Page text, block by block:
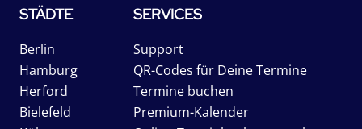
STÄDTE
Berlin
Hamburg
Herford
Bielefeld
SERVICES
Support
QR-Codes für Deine Termine
Termine buchen
Premium-Kalender